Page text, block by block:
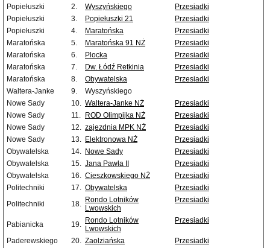
Popiełuszki
2. Wyszyńskiego
Przesiadki
Popiełuszki
3. Popiełuszki 21
Przesiadki
Popiełuszki
4. Maratońska
Przesiadki
Maratońska
5. Maratońska 91 NŻ
Przesiadki
Maratońska
6. Plocka
Przesiadki
Maratońska
7. Dw. Łódź Retkinia
Przesiadki
Maratońska
8. Obywatelska
Przesiadki
Waltera-Janke
9.
Wyszyńskiego
Nowe Sady
10. Waltera-Janke NŻ
Przesiadki
Nowe Sady
11. ROD Olimpijka NŻ
Przesiadki
Nowe Sady
12. zajezdnia MPK NŻ
Przesiadki
Nowe Sady
13. Elektronowa NŻ
Przesiadki
Obywatelska
14. Nowe Sady
Przesiadki
Obywatelska
15. Jana Pawła II
Przesiadki
Obywatelska
16. Cieszkowskiego NŻ
Przesiadki
Politechniki
17. Obywatelska
Przesiadki
Politechniki
18. Rondo Lotników
Lwowskich
Przesiadki
Pabianicka 19. Rondo Lotników
Lwowskich
Przesiadki
Paderewskiego 20. Zaolziańska
Przesiadki